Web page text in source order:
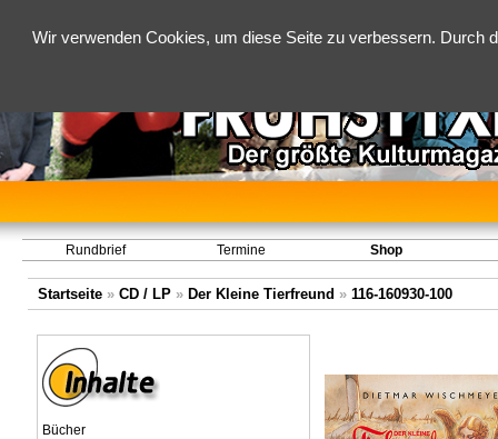
Wir verwenden Cookies, um diese Seite zu verbessern.
Rundbrief Termine Shop
Startseite» CD / LP» Der Kleine Tierfreund » 116-160930-100
Bücher